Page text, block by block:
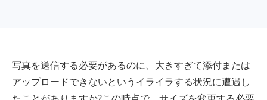
写真を送信する必要があるのに、大きすぎて添付または
アップロードできないというイライラする状況に遭遇し